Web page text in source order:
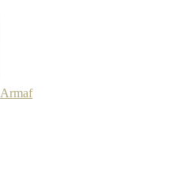
Armaf